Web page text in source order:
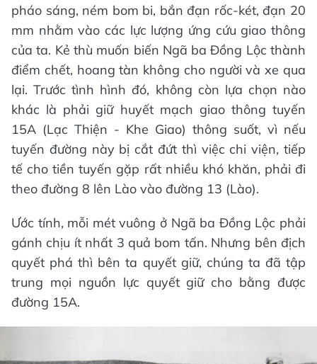
pháo sáng, ném bom bi, bắn đạn rốc-két, đạn 20
mm nhằm vào các lực lượng ứng cứu giao thông
của ta. Kẻ thù muốn biến Ngã ba Đồng Lộc thành
điểm chết, hoang tàn không cho người và xe qua
lại. Trước tình hình đó, không còn lựa chọn nào
khác là phải giữ huyết mạch giao thông tuyến
15A (Lạc Thiện - Khe Giao) thông suốt, vì nếu
tuyến đường này bị cắt đứt thì việc chi viện, tiếp
tế cho tiền tuyến gặp rất nhiều khó khăn, phải đi
theo đường 8 lên Lào vào đường 13 (Lào).
Ước tính, mỗi mét vuông ở Ngã ba Đồng Lộc phải
gánh chịu ít nhất 3 quả bom tấn. Nhưng bên địch
quyết phá thì bên ta quyết giữ, chúng ta đã tập
trung mọi nguồn lực quyết giữ cho bằng được
đường 15A.